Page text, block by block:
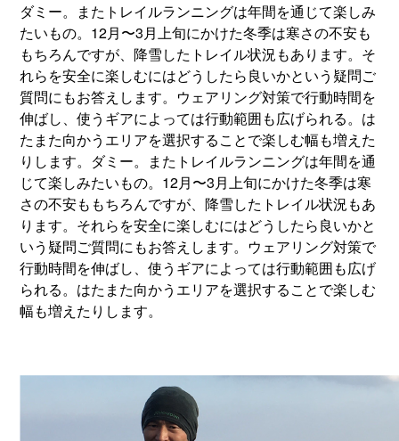
ダミー。またトレイルランニングは年間を通じて楽しみ
たいもの。12月〜3月上旬にかけた冬季は寒さの不安も
もちろんですが、降雪したトレイル状況もあります。そ
れらを安全に楽しむにはどうしたら良いかという疑問ご
質問にもお答えします。ウェアリング対策で行動時間を
伸ばし、使うギアによっては行動範囲も広げられる。は
たまた向かうエリアを選択することで楽しむ幅も増えた
りします。ダミー。またトレイルランニングは年間を通
じて楽しみたいもの。12月〜3月上旬にかけた冬季は寒
さの不安ももちろんですが、降雪したトレイル状況もあ
ります。それらを安全に楽しむにはどうしたら良いかと
いう疑問ご質問にもお答えします。ウェアリング対策で
行動時間を伸ばし、使うギアによっては行動範囲も広げ
られる。はたまた向かうエリアを選択することで楽しむ
幅も増えたりします。